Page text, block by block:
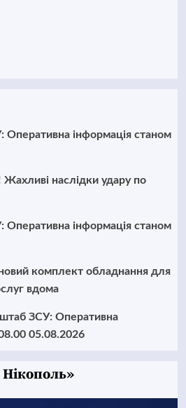
Оперативна інформація станом
наслідки удару по
Оперативна інформація станом
комплект обладнання для
вдома
ЗСУ: Оперативна
05.08.2026